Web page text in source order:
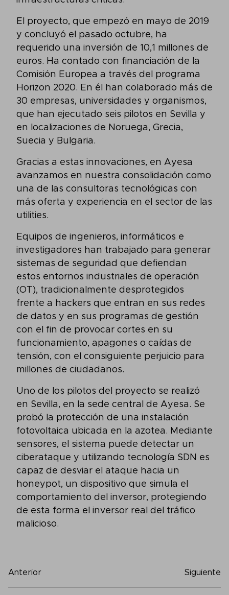
El proyecto, que empezó en mayo de 2019
y concluyó el pasado octubre, ha
requerido una inversión de 10,1 millones de
euros. Ha contado con financiación de la
Comisión Europea a través del programa
Horizon 2020. En él han colaborado más de
30 empresas, universidades y organismos,
que han ejecutado seis pilotos en Sevilla y
en localizaciones de Noruega, Grecia,
Suecia y Bulgaria.
Gracias a estas innovaciones, en Ayesa
avanzamos en nuestra consolidación como
una de las consultoras tecnológicas con
más oferta y experiencia en el sector de las
utilities.
Equipos de ingenieros, informáticos e
investigadores han trabajado para generar
sistemas de seguridad que defiendan
estos entornos industriales de operación
(OT), tradicionalmente desprotegidos
frente a hackers que entran en sus redes
de datos y en sus programas de gestión
con el fin de provocar cortes en su
funcionamiento, apagones o caídas de
tensión, con el consiguiente perjuicio para
millones de ciudadanos.
Uno de los pilotos del proyecto se realizó
en Sevilla, en la sede central de Ayesa. Se
probó la protección de una instalación
fotovoltaica ubicada en la azotea. Mediante
sensores, el sistema puede detectar un
ciberataque y utilizando tecnología SDN es
capaz de desviar el ataque hacia un
honeypot, un dispositivo que simula el
comportamiento del inversor, protegiendo
de esta forma el inversor real del tráfico
malicioso.
Anterior Siguiente